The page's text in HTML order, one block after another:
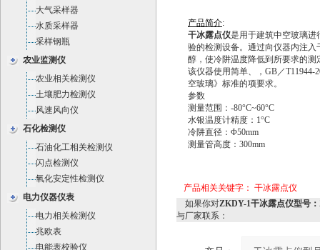
大气采样器
水质采样器
采样钢瓶
农业监测仪
农业相关检测仪
土壤肥力检测仪
风速风向仪
石化检测仪
石油化工相关检测仪
闪点检测仪
氧化安定性检测仪
电力仪器仪表
电力相关检测仪
兆欧表
电能表校验仪
产品简介:
干冰露点仪是用于建筑中空玻璃进
验的检测设备。通过向仪器内注入
醇，使冷阱温度降低到所要求的测
该仪器使用简单、，GB／T11944-
空玻璃》标准的项要求。
参数
测量范围：-80°C~60°C
水银温度计精度：1°C
冷阱直径：Φ50mm
测量管高度：300mm
产品相关关键字： 干冰露点仪
如果你对ZKDY-1干冰露点仪型号
与厂家联系：